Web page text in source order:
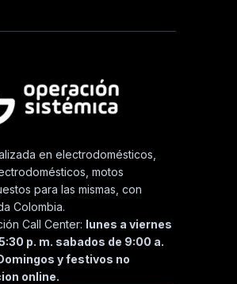
en electrodomésticos,
motos
para las mismas, con
Colombia.
Call Center: lunes a viernes
p. m. sabados de 9:00 a.
y festivos no
online.